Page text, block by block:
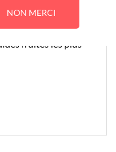
NON MERCI
et traverser les
fruités les plus